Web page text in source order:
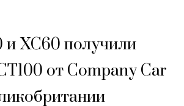
и XC60 получили
от Company Car